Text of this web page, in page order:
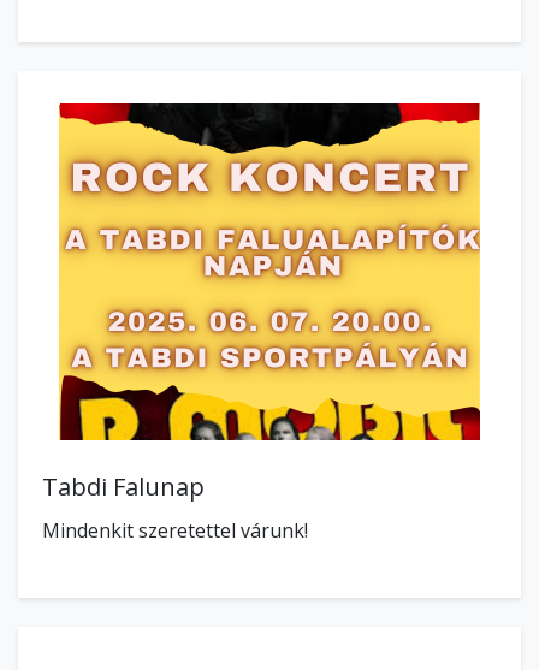
Tabdi Falunap
Mindenkit szeretettel várunk!